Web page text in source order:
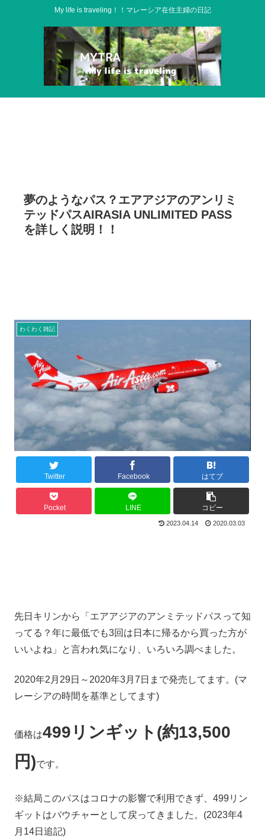
My life is traveling！！マレーシア在住主婦の日記
夢のようなパス？エアアジアのアンリミ
テッドパスAIRASIA UNLIMITED PASS
を詳しく説明！！
わくわく雑記
Twitter Facebook はてブ
Pocket LINE コピー
2023.04.14 2020.03.03
先日キリンから「エアアジアのアンミテッドパスって知
ってる？年に最低でも3回は日本に帰るから買った方が
いいよね」と言われ気になり、いろいろ調べました。
2020年2月29日～2020年3月7日まで発売してます。(マ
レーシアの時間を基準としてます)
価格は499リンギット(約13,500
円)です。
※結局このパスはコロナの影響で利用できず、499リン
ギットはバウチャーとして戻ってきました。(2023年4
月14日追記)